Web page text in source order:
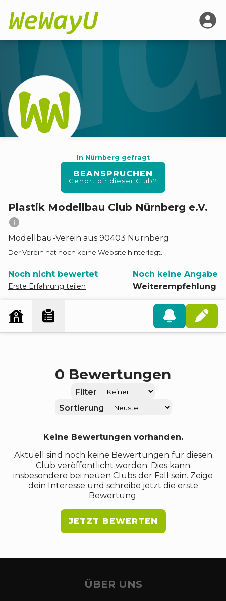
In Nürnberg gefragt
BEANSPRUCHEN
Gehört dir dieser Club?
Plastik Modellbau Club Nürnberg e.V.
Modellbau-Verein aus 90403 Nürnberg
Der Verein hat noch keine Website hinterlegt.
Noch nicht bewertet
Erste Erfahrung teilen
Noch keine Angabe
Weiterempfehlung
0 Bewertungen
Filter
Sortierung
Keine Bewertungen vorhanden.
Aktuell sind noch keine Bewertungen für diesen
Club veröffentlicht worden. Dies kann
insbesondere bei neuen Clubs der Fall sein. Zeige
dein Interesse und schreibe jetzt die erste
Bewertung.
JETZT BEWERTEN
ÜBER UNS